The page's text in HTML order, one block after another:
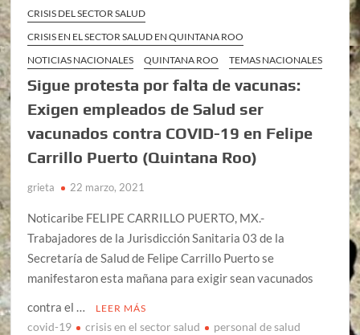
CRISIS DEL SECTOR SALUD
CRISIS EN EL SECTOR SALUD EN QUINTANA ROO
NOTICIAS NACIONALES
QUINTANA ROO TEMAS NACIONALES
Sigue protesta por falta de vacunas:
Exigen empleados de Salud ser
vacunados contra COVID-19 en Felipe
Carrillo Puerto (Quintana Roo)
grieta 22 marzo, 2021
Noticaribe FELIPE CARRILLO PUERTO, MX.-
Trabajadores de la Jurisdicción Sanitaria 03 de la
Secretaría de Salud de Felipe Carrillo Puerto se
manifestaron esta mañana para exigir sean vacunados
contra el …
LEER MÁS
covid-19 crisis en el sector salud personal de salud